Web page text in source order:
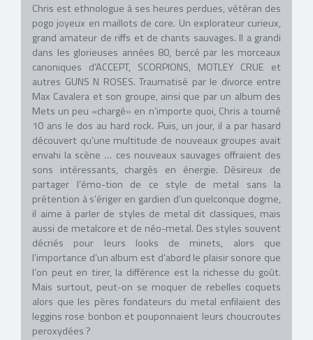
Chris est ethnologue à ses heures perdues, vétéran des
pogo joyeux en maillots de core. Un explorateur curieux,
grand amateur de riffs et de chants sauvages. Il a grandi
dans les glorieuses années 80, bercé par les morceaux
canoniques d’ACCEPT, SCORPIONS, MOTLEY CRUE et
autres GUNS N ROSES. Traumatisé par le divorce entre
Max Cavalera et son groupe, ainsi que par un album des
Mets un peu «chargé» en n’importe quoi, Chris a tourné
10 ans le dos au hard rock. Puis, un jour, il a par hasard
découvert qu’une multitude de nouveaux groupes avait
envahi la scène … ces nouveaux sauvages offraient des
sons intéressants, chargés en énergie. Désireux de
partager l’émo-tion de ce style de metal sans la
prétention à s’ériger en gardien d’un quelconque dogme,
il aime à parler de styles de metal dit classiques, mais
aussi de metalcore et de néo-metal. Des styles souvent
décriés pour leurs looks de minets, alors que
l’importance d’un album est d’abord le plaisir sonore que
l’on peut en tirer, la différence est la richesse du goût.
Mais surtout, peut-on se moquer de rebelles coquets
alors que les pères fondateurs du metal enfilaient des
leggins rose bonbon et pouponnaient leurs choucroutes
peroxydées ?